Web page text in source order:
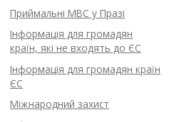
Приймальні МВС у Празі
Інформація для громадян
країн, які не входять до ЄС
Інформація для громадян країн
ЄС
Міжнародний захист